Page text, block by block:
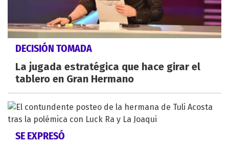
DECISIÓN TOMADA
La jugada estratégica que hace girar el
tablero en Gran Hermano
SE EXPRESÓ